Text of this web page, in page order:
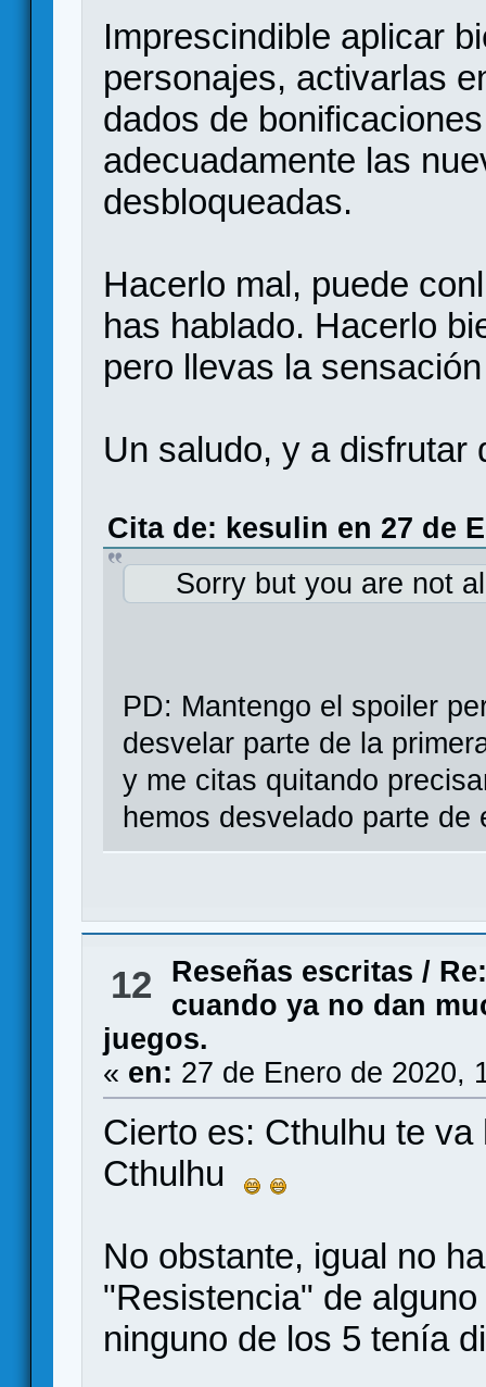
Imprescindible aplicar
personajes, activarlas
dados de
adecuadamente las
desbloqueadas.
Hacerlo mal, puede
has hablado. Hacerlo
pero llevas la
Un saludo, y a disfrutar
Cita de: kesulin en 27 de
Sorry but you are not
PD: Mantengo el spoiler
desvelar parte de la
y me citas quitando
hemos desvelado parte de
12 Reseñas escritas /
cuando ya no dan
juegos.
« en: 27 de Enero de 2020,
Cierto es: Cthulhu te
Cthulhu
No obstante, igual no
"Resistencia" de
ninguno de los 5 tenía